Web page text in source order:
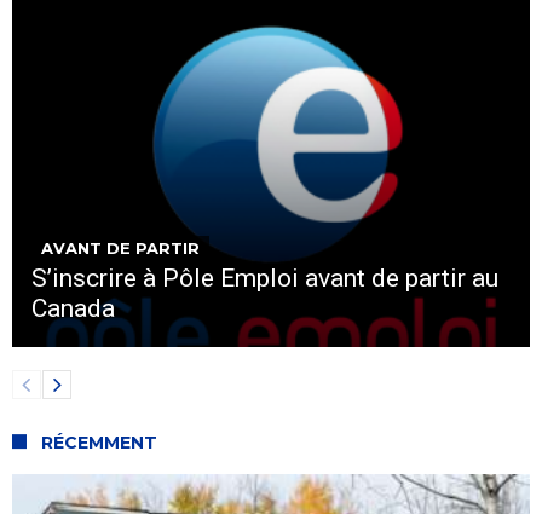
AVANT DE PARTIR
S’inscrire à Pôle Emploi avant de partir au
Canada
RÉCEMMENT